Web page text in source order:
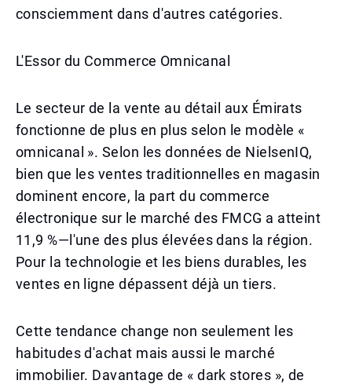
consciemment dans d'autres catégories.
L'Essor du Commerce Omnicanal
Le secteur de la vente au détail aux Émirats
fonctionne de plus en plus selon le modèle «
omnicanal ». Selon les données de NielsenIQ,
bien que les ventes traditionnelles en magasin
dominent encore, la part du commerce
électronique sur le marché des FMCG a atteint
11,9 %—l'une des plus élevées dans la région.
Pour la technologie et les biens durables, les
ventes en ligne dépassent déjà un tiers.
Cette tendance change non seulement les
habitudes d'achat mais aussi le marché
immobilier. Davantage de « dark stores », de